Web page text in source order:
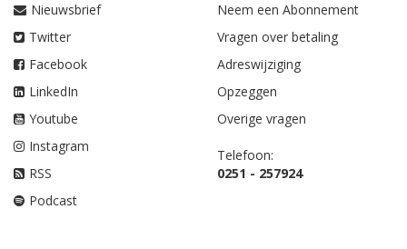
Nieuwsbrief
Twitter
Facebook
LinkedIn
Youtube
Instagram
RSS
Podcast
Neem een Abonnement
Vragen over betaling
Adreswijziging
Opzeggen
Overige vragen
Telefoon:
0251 - 257924